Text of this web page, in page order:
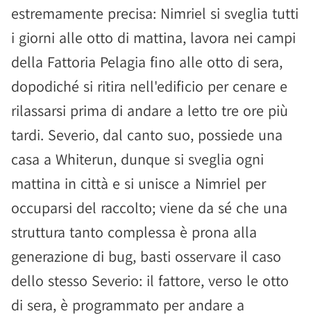
estremamente precisa: Nimriel si sveglia tutti
i giorni alle otto di mattina, lavora nei campi
della Fattoria Pelagia fino alle otto di sera,
dopodiché si ritira nell'edificio per cenare e
rilassarsi prima di andare a letto tre ore più
tardi. Severio, dal canto suo, possiede una
casa a Whiterun, dunque si sveglia ogni
mattina in città e si unisce a Nimriel per
occuparsi del raccolto; viene da sé che una
struttura tanto complessa è prona alla
generazione di bug, basti osservare il caso
dello stesso Severio: il fattore, verso le otto
di sera, è programmato per andare a